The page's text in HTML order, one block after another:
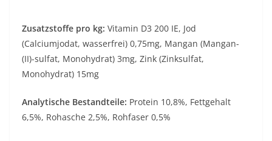
Zusatzstoffe pro kg: Vitamin D3 200 IE, Jod
(Calciumjodat, wasserfrei) 0,75mg, Mangan (Mangan-
(II)-sulfat, Monohydrat) 3mg, Zink (Zinksulfat,
Monohydrat) 15mg
Analytische Bestandteile: Protein 10,8%, Fettgehalt
6,5%, Rohasche 2,5%, Rohfaser 0,5%